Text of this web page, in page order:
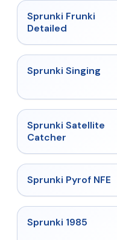
★
Sprunki Frunki
Detailed
★
Sprunki Singing
★ 4.4
Sprunki Satellite
Catcher
★ 4.4
Sprunki Pyrof NFE
Sprunki 1985